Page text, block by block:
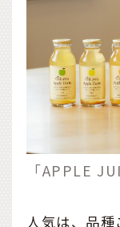
「APPLE
人気は、品